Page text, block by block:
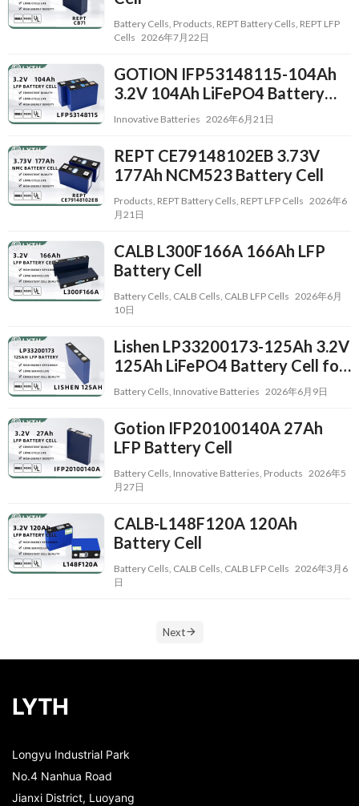
Battery Cells, Products, REPT Battery Cells, REPT LFP
Cells 2026年7月22日
GOTION IFP53148115-104Ah
3.2V 104Ah LiFePO4 Battery
Cell
Innovative Batteries 2026年6月21日
REPT CE79148102EB 3.73V
177Ah NCM523 Battery Cell
Products, REPT Battery Cells, REPT LFP Cells 2026年6
月21日
CALB L300F166A 166Ah LFP
Battery Cell
Battery Cells, CALB Cells, CALB LFP Cells 2026年6月
10日
Lishen LP33200173-125Ah 3.2V
125Ah LiFePO4 Battery Cell for
ESS and EV Applications
Battery Cells, Innovative Batteries 2026年6月9日
Gotion IFP20100140A 27Ah
LFP Battery Cell
Battery Cells, Innovative Batteries, Products 2026年5
月27日
CALB-L148F120A 120Ah
Battery Cell
Battery Cells, CALB Cells, CALB LFP Cells 2026年3月6
日
Next
LYTH
Longyu Industrial Park
No.4 Nanhua Road
Jianxi District, Luoyang